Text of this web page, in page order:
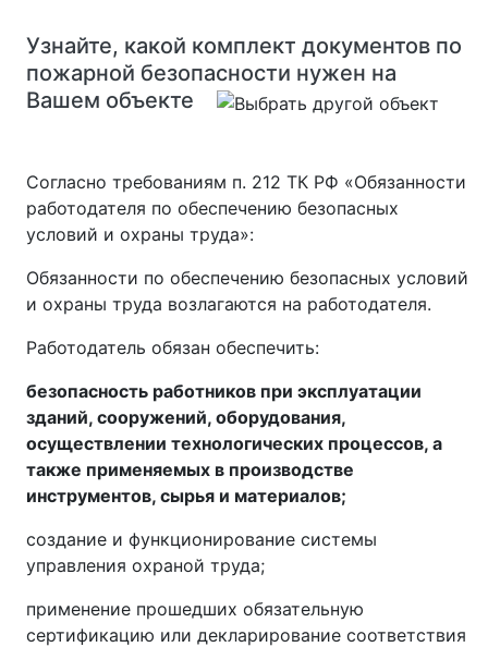
Узнайте, какой комплект документов по
пожарной безопасности нужен на
Вашем объекте
Согласно требованиям п. 212 ТК РФ «Обязанности
работодателя по обеспечению безопасных
условий и охраны труда»:
Обязанности по обеспечению безопасных условий
и охраны труда возлагаются на работодателя.
Работодатель обязан обеспечить:
безопасность работников при эксплуатации
зданий, сооружений, оборудования,
осуществлении технологических процессов, а
также применяемых в производстве
инструментов, сырья и материалов;
создание и функционирование системы
управления охраной труда;
применение прошедших обязательную
сертификацию или декларирование соответствия